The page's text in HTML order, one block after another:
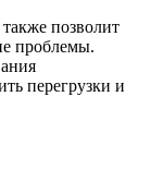
позволит
проблемы.
перегрузки и